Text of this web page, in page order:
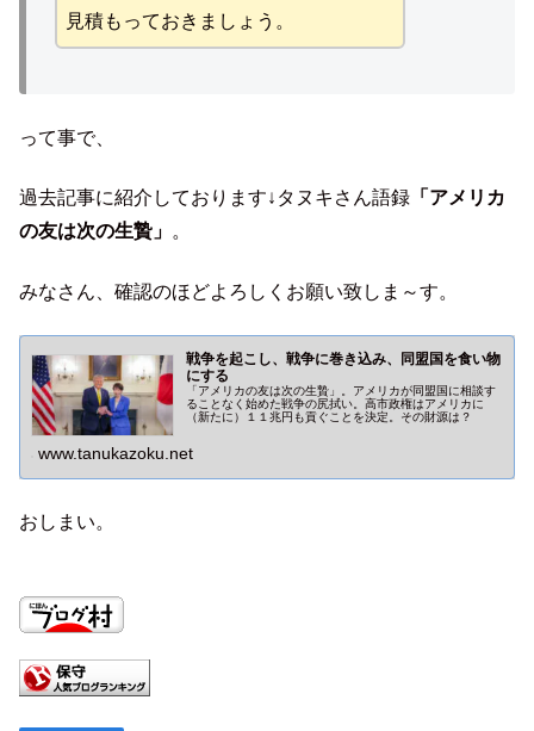
見積もっておきましょう。
って事で、
過去記事に紹介しております↓タヌキさん語録 「アメリカ
の友は次の生贄」 。
みなさん、確認のほどよろしくお願い致しま～す。
戦争を起こし、戦争に巻き込み、同盟国を食い物
にする
「アメリカの友は次の生贄」。アメリカが同盟国に相談す
ることなく始めた戦争の尻拭い。高市政権はアメリカに
（新たに）１１兆円も貢ぐことを決定。その財源は？
www.tanukazoku.net
おしまい。